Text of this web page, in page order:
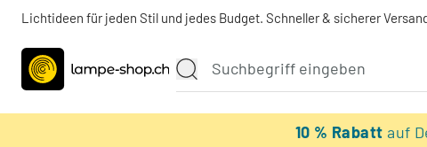
Lichtideen für jeden Stil und jedes Budget. Schneller & sicherer
10 % Rabattauf